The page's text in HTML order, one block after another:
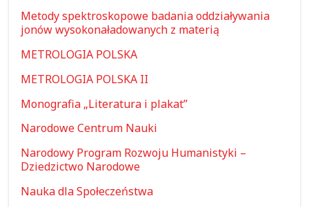
Metody spektroskopowe badania oddziaływania
jonów wysokonaładowanych z materią
METROLOGIA POLSKA
METROLOGIA POLSKA II
Monografia „Literatura i plakat”
Narodowe Centrum Nauki
Narodowy Program Rozwoju Humanistyki –
Dziedzictwo Narodowe
Nauka dla Społeczeństwa